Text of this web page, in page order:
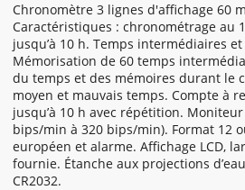
Chronomètre 3 lignes d'affichage 60
Caractéristiques : chronométrage au
jusqu’à 10 h. Temps intermédiaires
Mémorisation de 60 temps
du temps et des mémoires durant le
moyen et mauvais temps. Compte à
jusqu’à 10 h avec répétition.
bips/min à 320 bips/min). Format 12
européen et alarme. Affichage LCD,
fournie. Étanche aux projections
CR2032.